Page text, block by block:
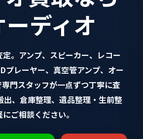
ディオ
。アンプ、スピーカー、レコー
プレーヤー、真空管アンプ、オー
門スタッフが一点ずつ丁寧に査
出、倉庫整理、遺品整理・生前整
ご相談ください。